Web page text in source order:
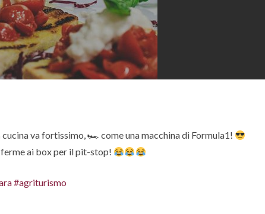
cucina va fortissimo, 🏎 come una macchina di Formula1!
ferme ai box per il pit-stop!
#agriturismo